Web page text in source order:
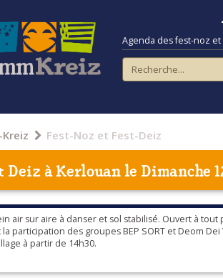
Agenda des fest-noz
Fest-Noz et Fest-Deiz
Deiz àKerlouanle Dimanche
air sur aire à danser et sol stabilisé. Ouvert à
la participation des groupes BEP SORT et Deom
à partir de 14h30.